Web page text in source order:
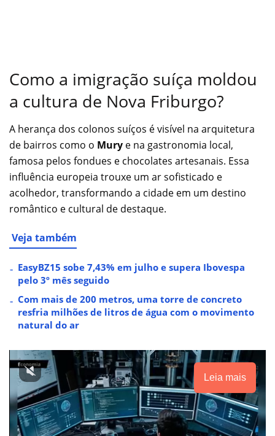
Como a imigração suíça moldou
a cultura de Nova Friburgo?
A herança dos colonos suíços é visível na arquitetura
de bairros como o Mury e na gastronomia local,
famosa pelos fondues e chocolates artesanais. Essa
influência europeia trouxe um ar sofisticado e
acolhedor, transformando a cidade em um destino
romântico e cultural de destaque.
Veja também
EasyBZ15 sobe 7,43% em julho e supera Ibovespa
pelo 3º mês seguido
Com mais de 200 metros, uma torre de concreto
resfria milhões de litros de água com o movimento
natural do ar
Leia mais